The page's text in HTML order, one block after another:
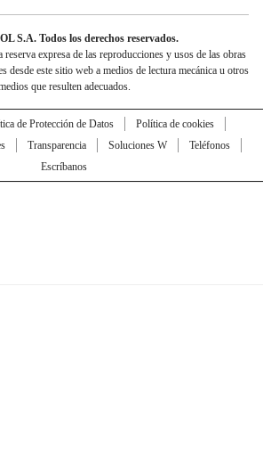
S.A. Todos los derechos reservados.
expresa de las reproducciones y usos de las obras
desde este sitio web a medios de lectura mecánica u otros
que resulten adecuados.
de Protección de Datos
Política de cookies
Transparencia Soluciones W
Teléfonos
Escríbanos